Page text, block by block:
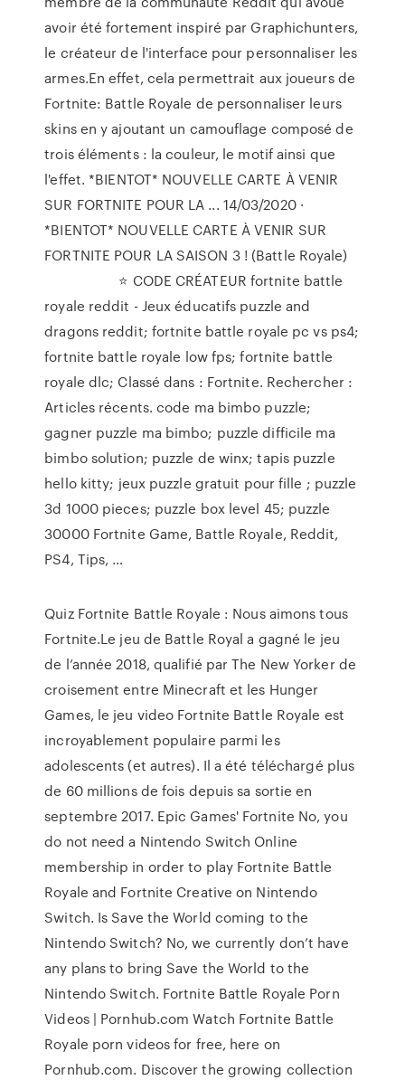
avoir été fortement inspiré par Graphichunters,
le créateur de l'interface pour personnaliser les
armes.En effet, cela permettrait aux joueurs de
Fortnite: Battle Royale de personnaliser leurs
skins en y ajoutant un camouflage composé de
trois éléments : la couleur, le motif ainsi que
l'effet. *BIENTOT* NOUVELLE CARTE À VENIR
SUR FORTNITE POUR LA ... 14/03/2020 ·
*BIENTOT* NOUVELLE CARTE À VENIR SUR
FORTNITE POUR LA SAISON 3 ! (Battle Royale) ️ ️ ️
️ ️ ️ ️ ️ ️ ️ ️ ️ ️ ️ ️ ️ ️ ️ ️ ️ ️ ️ ️ ⭐️ CODE CRÉATEUR fortnite battle
royale reddit - Jeux éducatifs puzzle and
dragons reddit; fortnite battle royale pc vs ps4;
fortnite battle royale low fps; fortnite battle
royale dlc; Classé dans : Fortnite. Rechercher :
Articles récents. code ma bimbo puzzle;
gagner puzzle ma bimbo; puzzle difficile ma
bimbo solution; puzzle de winx; tapis puzzle
hello kitty; jeux puzzle gratuit pour fille ; puzzle
3d 1000 pieces; puzzle box level 45; puzzle
30000 Fortnite Game, Battle Royale, Reddit,
PS4, Tips, …
Quiz Fortnite Battle Royale : Nous aimons tous
Fortnite.Le jeu de Battle Royal a gagné le jeu
de l’année 2018, qualifié par The New Yorker de
croisement entre Minecraft et les Hunger
Games, le jeu video Fortnite Battle Royale est
incroyablement populaire parmi les
adolescents (et autres). Il a été téléchargé plus
de 60 millions de fois depuis sa sortie en
septembre 2017. Epic Games' Fortnite No, you
do not need a Nintendo Switch Online
membership in order to play Fortnite Battle
Royale and Fortnite Creative on Nintendo
Switch. Is Save the World coming to the
Nintendo Switch? No, we currently don’t have
any plans to bring Save the World to the
Nintendo Switch. Fortnite Battle Royale Porn
Videos | Pornhub.com Watch Fortnite Battle
Royale porn videos for free, here on
Pornhub.com. Discover the growing collection